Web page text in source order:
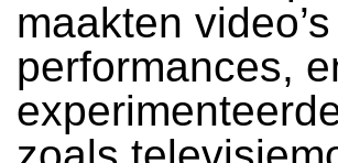
maakten
performances,